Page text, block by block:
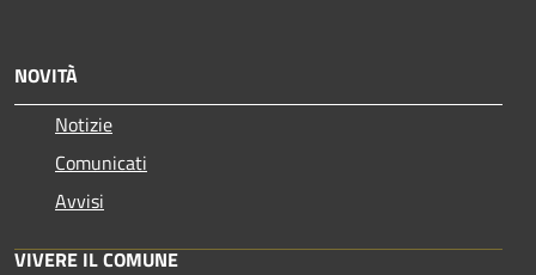
NOVITÀ
Notizie
Comunicati
Avvisi
VIVERE IL COMUNE